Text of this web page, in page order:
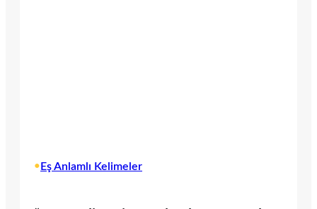
• Eş Anlamlı Kelimeler